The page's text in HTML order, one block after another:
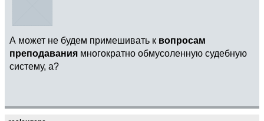
А может не будем примешивать к вопросам
преподавания многократно обмусоленную судебную
систему, а?